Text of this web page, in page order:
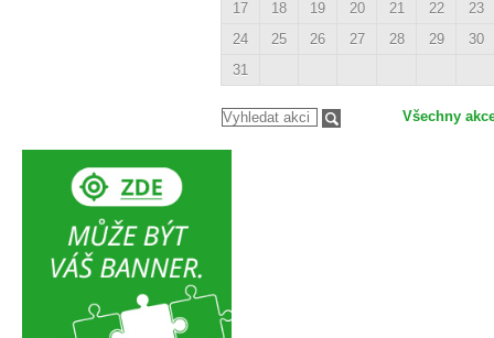
17
18 19 20 21 22
23
24
25 26 27 28 29
30
31
Všechny